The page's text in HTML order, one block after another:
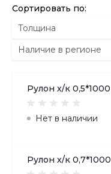
Сортировать по:
Толщина
Наличие в регионе
Рулон х/к 0,5*1000
Нет в наличии
Рулон х/к 0,7*1000